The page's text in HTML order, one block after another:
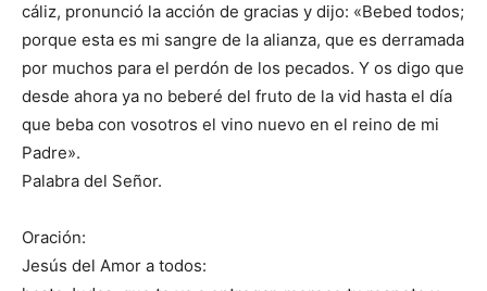
cáliz, pronunció la acción de gracias y dijo: «Bebed todos;
porque esta es mi sangre de la alianza, que es derramada
por muchos para el perdón de los pecados. Y os digo que
desde ahora ya no beberé del fruto de la vid hasta el día
que beba con vosotros el vino nuevo en el reino de mi
Padre».
Palabra del Señor.
Oración:
Jesús del Amor a todos: